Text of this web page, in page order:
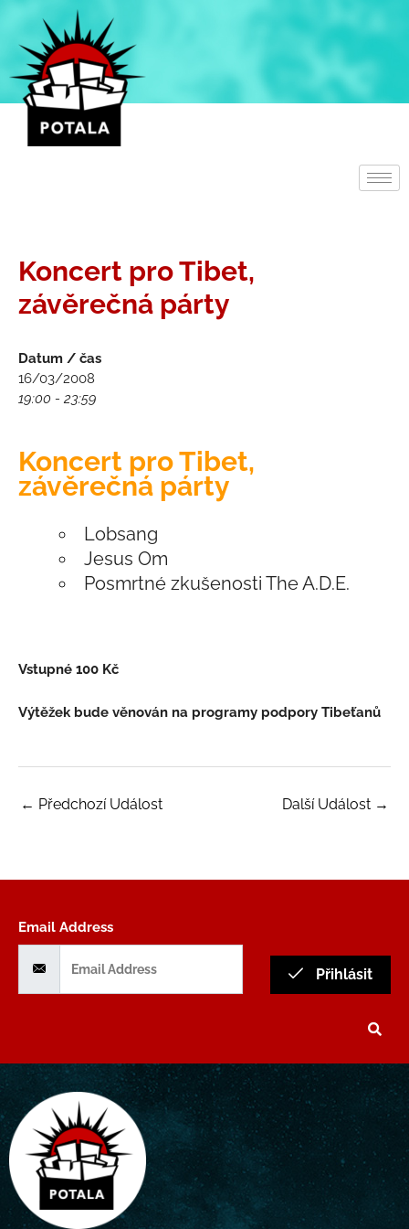
Přeskočit
obsah
Koncert pro Tibet,
závěrečná párty
Datum / čas
16/03/2008
19:00 - 23:59
Koncert pro Tibet,
závěrečná párty
Lobsang
Jesus Om
Posmrtné zkušenosti The A.D.E.
Vstupné 100 Kč
Výtěžek bude věnován na programy podpory Tibeťanů
← Předchozí Událost Další Událost →
Email Address
Přihlásit